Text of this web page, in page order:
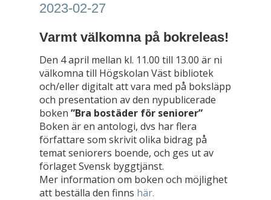
2023-02-27
Varmt välkomna på bokreleas!
Den 4 april mellan kl. 11.00 till 13.00 är ni
välkomna till Högskolan Väst bibliotek
och/eller digitalt att vara med på boksläpp
och presentation av den nypublicerade
boken ”Bra bostäder för seniorer”
Boken är en antologi, dvs har flera
författare som skrivit olika bidrag på
temat seniorers boende, och ges ut av
förlaget Svensk byggtjänst.
Mer information om boken och möjlighet
att beställa den finns här.